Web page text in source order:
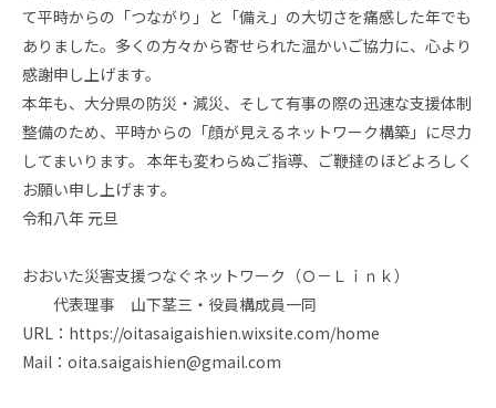
て平時からの「つながり」と「備え」の大切さを痛感した年でも
ありました。多くの方々から寄せられた温かいご協力に、心より
感謝申し上げます。
本年も、大分県の防災・減災、そして有事の際の迅速な支援体制
整備のため、平時からの「顔が見えるネットワーク構築」に尽力
してまいります。 本年も変わらぬご指導、ご鞭撻のほどよろしく
お願い申し上げます。
令和八年 元旦
おおいた災害支援つなぐネットワーク（Ｏ－Ｌｉｎｋ）
代表理事 山下茎三・役員構成員一同
URL：https://oitasaigaishien.wixsite.com/home
Mail：oita.saigaishien@gmail.com